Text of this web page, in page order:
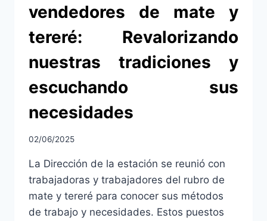
vendedores de mate y
tereré: Revalorizando
nuestras tradiciones y
escuchando sus
necesidades
02/06/2025
La Dirección de la estación se reunió con
trabajadoras y trabajadores del rubro de
mate y tereré para conocer sus métodos
de trabajo y necesidades. Estos puestos